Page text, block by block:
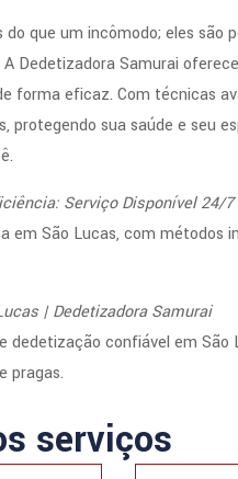
do que um incômodo; eles
A Dedetizadora Samurai
forma eficaz. Com técnicas
protegendo sua saúde e seu
Serviço Disponível 24/7
em São Lucas, com métodos
| Dedetizadora Samurai
dedetização confiável em
pragas.
serviços